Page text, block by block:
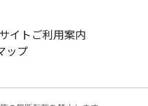
サイトご利用案内
ップ